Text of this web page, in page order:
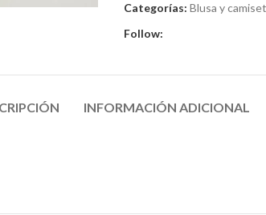
Categorías: Blusa y
Follow:
INFORMACIÓN ADICIONAL